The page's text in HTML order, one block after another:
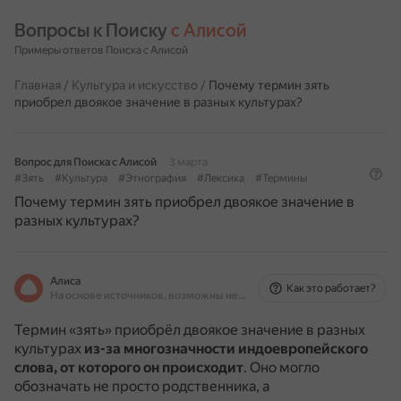
Вопросы к Поиску с Алисой
Примеры ответов Поиска с Алисой
Главная / Культура и искусство / Почему термин зять
приобрел двоякое значение в разных культурах?
Вопрос для Поиска с Алисой
3 марта
#Зять
#Культура #Этнография #Лексика #Термины
Почему термин зять приобрел двоякое значение в
разных культурах?
Алиса
На основе источников, возможны неточности
Как это работает?
Термин «зять» приобрёл двоякое значение в разных
культурах из-за многозначности индоевропейского
слова, от которого он происходит. Оно могло
обозначать не просто родственника, а